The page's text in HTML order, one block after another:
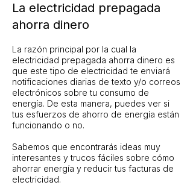
La electricidad prepagada
ahorra dinero
La razón principal por la cual la
electricidad prepagada ahorra dinero es
que este tipo de electricidad te enviará
notificaciones diarias de texto y/o correos
electrónicos sobre tu consumo de
energía. De esta manera, puedes ver si
tus esfuerzos de ahorro de energía están
funcionando o no.
Sabemos que encontrarás ideas muy
interesantes y trucos fáciles sobre cómo
ahorrar energía y reducir tus facturas de
electricidad.